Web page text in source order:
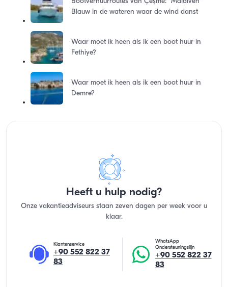
Blauw in de wateren waar de wind danst
Waar moet ik heen als ik een boot huur in
Fethiye?
Waar moet ik heen als ik een boot huur in
Demre?
Heeft u hulp nodig?
Onze vakantieadviseurs staan zeven dagen per week voor u
klaar.
Klantenservice
+90 552 822 37
83
WhatsApp
Ondersteuningslijn
+90 552 822 37
83